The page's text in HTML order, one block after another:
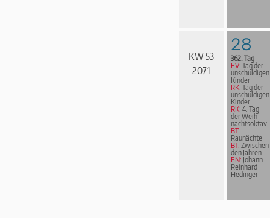
KW 53
2071
28
362. Tag
EV: Tag der
unschuldigen
Kinder
RK: Tag der
unschuldigen
Kinder
RK: 4. Tag
der Weih­
nachts­ok­tav
BT:
Raunächte
BT: Zwischen
den Jahren
EN: Johann
Reinhard
Hedinger